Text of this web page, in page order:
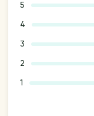
5
4
3
2
1